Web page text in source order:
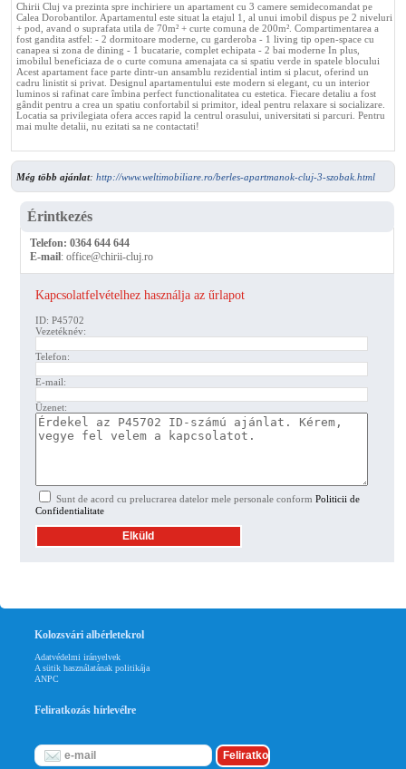
Chirii Cluj va prezinta spre inchiriere un apartament cu 3 camere semidecomandat pe
Calea Dorobantilor. Apartamentul este situat la etajul 1, al unui imobil dispus pe 2 niveluri
+ pod, avand o suprafata utila de 70m² + curte comuna de 200m². Compartimentarea a
fost gandita astfel: - 2 dormitoare moderne, cu garderoba - 1 living tip open-space cu
canapea si zona de dining - 1 bucatarie, complet echipata - 2 bai moderne In plus,
imobilul beneficiaza de o curte comuna amenajata ca si spatiu verde in spatele blocului
Acest apartament face parte dintr-un ansamblu rezidential intim si placut, oferind un
cadru linistit si privat. Designul apartamentului este modern si elegant, cu un interior
luminos si rafinat care îmbina perfect functionalitatea cu estetica. Fiecare detaliu a fost
gândit pentru a crea un spatiu confortabil si primitor, ideal pentru relaxare si socializare.
Locatia sa privilegiata ofera acces rapid la centrul orasului, universitati si parcuri. Pentru
mai multe detalii, nu ezitati sa ne contactati!
Még több ajánlat: http://www.weltimobiliare.ro/berles-apartmanok-cluj-3-szobak.html
Érintkezés
Telefon:0364 644 644
E-mail:office@chirii-cluj.ro
Kapcsolatfelvételhez használja az űrlapot
ID: P45702
Vezetéknév:
Telefon:
E-mail:
Üzenet:
Sunt de acord cu prelucrarea datelor mele personale conform Politicii de
Confidentialitate
Kolozsvári albérletekrol
Adatvédelmi irányelvek
A sütik használatának politikája
ANPC
Feliratkozás hírlevélre